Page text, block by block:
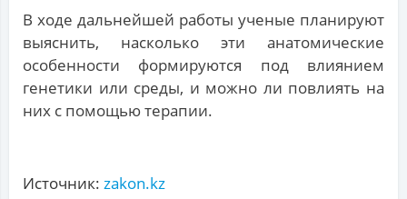
В ходе дальнейшей работы ученые планируют
выяснить, насколько эти анатомические
особенности формируются под влиянием
генетики или среды, и можно ли повлиять на
них с помощью терапии.
Источник: zakon.kz